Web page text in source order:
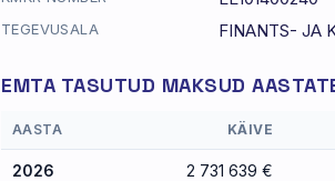
TEGEVUSALA FINANTS- JA
EMTA TASUTUD MAKSUD
AASTA KÄIVE
2026 2 731 639 €